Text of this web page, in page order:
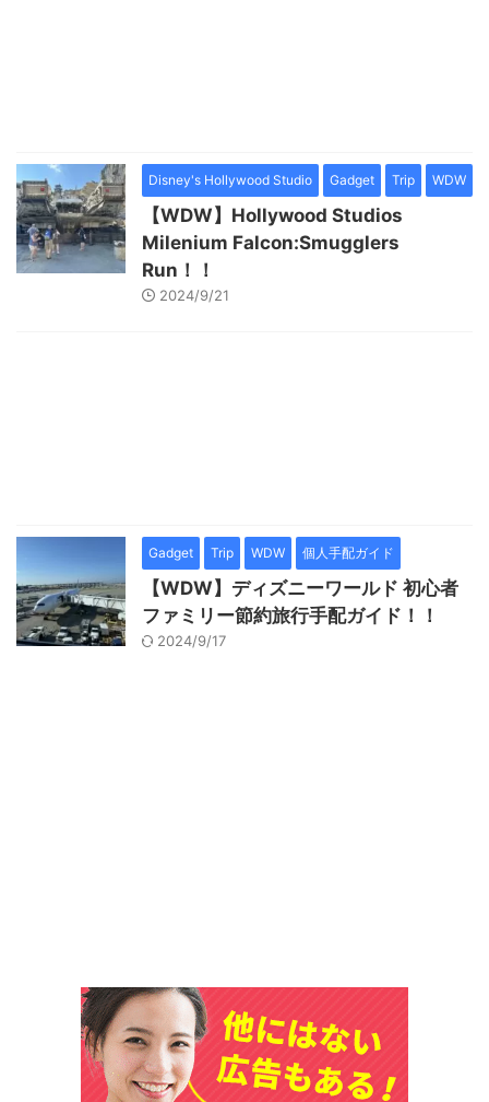
Disney's Hollywood Studio Gadget Trip WDW
【WDW】Hollywood Studios
Milenium Falcon:Smugglers
Run！！
2024/9/21
Gadget Trip WDW 個人手配ガイド
【WDW】ディズニーワールド 初心者
ファミリー節約旅行手配ガイド！！
2024/9/17